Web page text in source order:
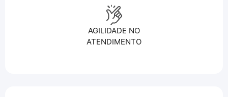
AGILIDADE NO
ATENDIMENTO